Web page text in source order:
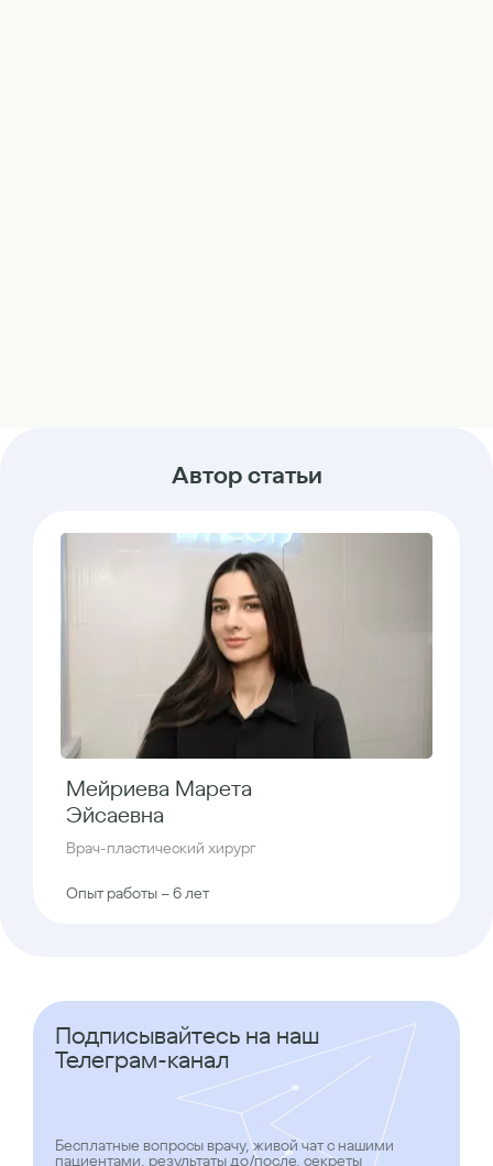
Автор статьи
Мейриева Марета
Эйсаевна
Врач-пластический хирург
Опыт работы – 6 лет
Подписывайтесь на наш
Телеграм-канал
Бесплатные вопросы врачу, живой чат с нашими
пациентами, результаты до/после, секреты